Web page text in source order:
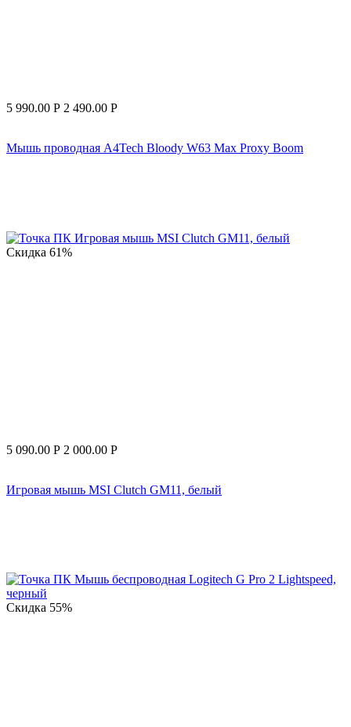
5 990.00 Р 2 490.00 Р
Мышь проводная A4Tech Bloody W63 Max Proxy Boom
Скидка 61%
5 090.00 Р 2 000.00 Р
Игровая мышь MSI Clutch GM11, белый
Скидка 55%